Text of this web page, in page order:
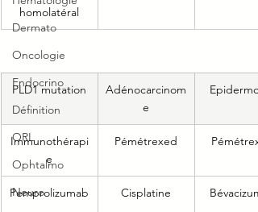
Dermato
Oncologie
Endocrino
Définition
ORL
Ophtalmo
Neuro
homolatéral
PLD1 mutation
Adénocarcinom
e
Immunothérapi
e
Pémétrexed
Pemprolizumab Cisplatine